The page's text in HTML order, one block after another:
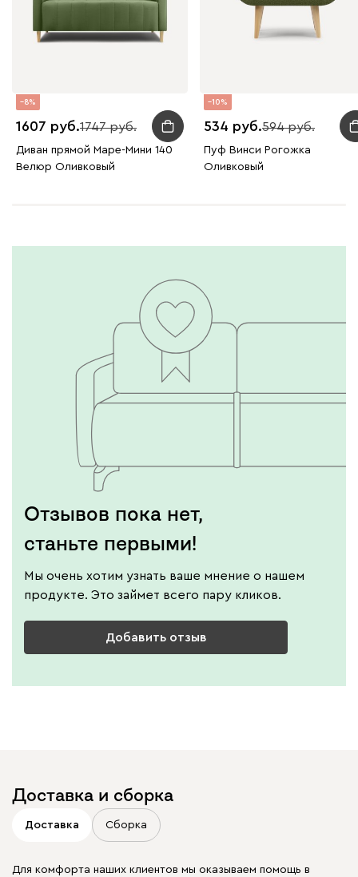
8
1607 1747
Диван прямой Маре-Мини 140
Велюр Оливковый
10
534 594
Пуф Винси Рогожка
Оливковый
Отзывов пока нет,
станьте первыми!
Мы очень хотим узнать ваше мнение о нашем
продукте. Это займет всего пару кликов.
Добавить отзыв
Доставка и сборка
Доставка Сборка
Для комфорта наших клиентов мы оказываем помощь в